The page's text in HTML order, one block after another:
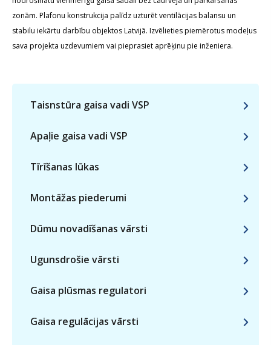
zonām. Plafonu konstrukcija palīdz uzturēt ventilācijas balansu un
stabilu iekārtu darbību objektos Latvijā. Izvēlieties piemērotus modeļus
sava projekta uzdevumiem vai pieprasiet aprēķinu pie inženiera.
Taisnstūra gaisa vadi VSP
Apaļie gaisa vadi VSP
Tīrīšanas lūkas
Montāžas piederumi
Dūmu novadīšanas vārsti
Ugunsdrošie vārsti
Gaisa plūsmas regulatori
Gaisa regulācijas vārsti